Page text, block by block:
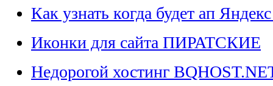
Как узнать когда будет ап
Иконки для сайта ПИРАТСКИЕ
Недорогой хостинг